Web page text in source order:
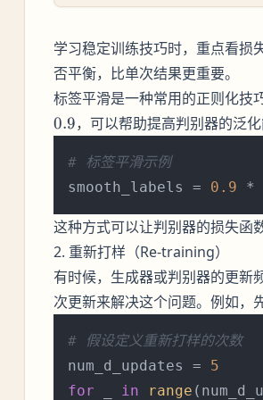
学习稳定训练技巧时，重点看损
否平衡，比单次结果更重要。
标签平滑是一种常用的正则化技
0.9，可以帮助提高判别器的泛
# 标签平滑示例
smooth_labels = 0.9 *
这种方式可以让判别器的损失函
2. 重新打样（Re-training）
有时候，生成器或判别器的更新
次更新来解决这个问题。例如，
# 假设定义重新打样的次数
num_d_updates = 5
for
in range